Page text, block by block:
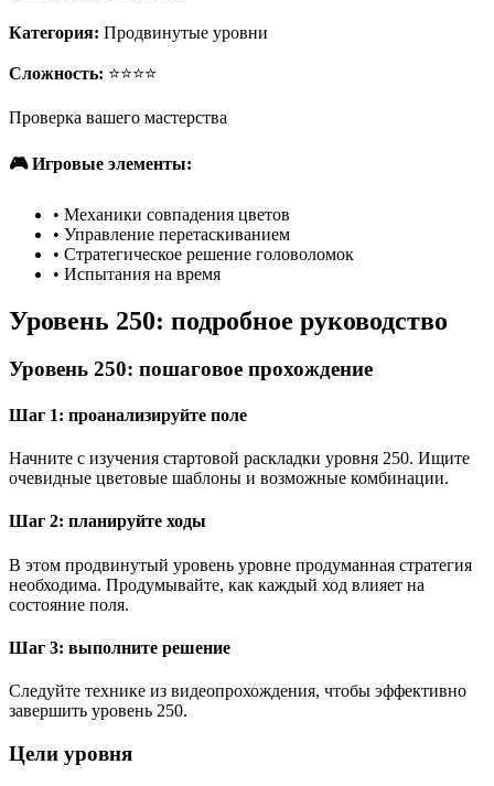
Категория: Продвинутые уровни
Сложность: ⭐⭐⭐⭐
Проверка вашего мастерства
🎮 Игровые элементы:
• Механики совпадения цветов
• Управление перетаскиванием
• Стратегическое решение головоломок
• Испытания на время
Уровень 250: подробное руководство
Уровень 250: пошаговое прохождение
Шаг 1: проанализируйте поле
Начните с изучения стартовой раскладки уровня 250. Ищите
очевидные цветовые шаблоны и возможные комбинации.
Шаг 2: планируйте ходы
В этом продвинутый уровень уровне продуманная стратегия
необходима. Продумывайте, как каждый ход влияет на
состояние поля.
Шаг 3: выполните решение
Следуйте технике из видеопрохождения, чтобы эффективно
завершить уровень 250.
Цели уровня